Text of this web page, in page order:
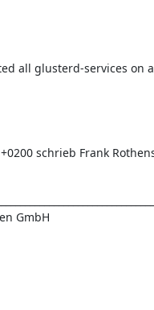
all glusterd-services on
schrieb Frank
GmbH